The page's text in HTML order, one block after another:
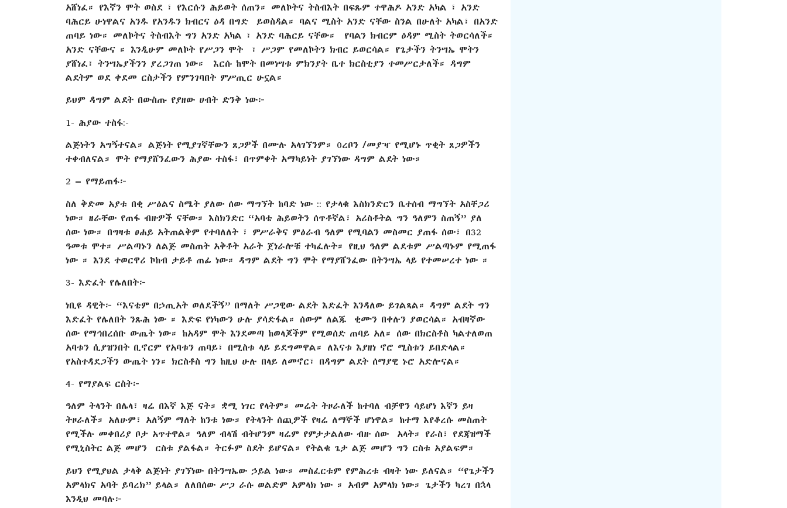
አሸነፈ። የእኛን ሞት ወስደ ፣ የእርሱን ሕይወት ሰጠን። መለኮትና ትስብእት በፍጹም ተዋሕዶ አንድ አካል ፣ አንድ
ባሕርይ ሁነዋልና አንዱ የአንዱን ክብርና ዕዳ በግድ ይወስዳል። ባልና ሚስት አንድ ናቸው ስንል በሁለት አካል፣ በአንድ
ጠባይ ነው። መለኮትና ትስብእት ግን አንድ አካል ፣ አንድ ባሕርይ ናቸው። የባልን ክብርም ዕዳም ሚስት ትወርሳለች።
አንድ ናቸውና ። እንዲሁም መለኮት የሥጋን ሞት ፣ ሥጋም የመለኮትን ክብር ይወርሳል። የጌታችን ትንሣኤ ሞትን
ያሸነፈ፣ ትንሣኤያችንን ያረጋገጠ ነው። እርሱ ከሞት በመነሣቱ ምክንያት ቤተ ክርስቲያን ተመሥርታለች። ዳግም
ልደትም ወደ ቀደመ ርስታችን የምንገባበት ምሥጢር ሁኗል።
ይህም ዳግም ልደት በውስጡ የያዘው ሀብት ድንቅ ነው፦
1- ሕያው ተስፋ:-
ልጅነትን አግኝተናል። ልጅነት የሚያገኛቸውን ጸጋዎች በሙሉ አላገኘንም። 0ረቦን /መያዣ የሚሆኑ ጥቂት ጸጋዎችን
ተቀብለናል። ሞት የማያሸንፈውን ሕያው ተስፋ፣ በጥምቀት አማካይነት ያገኘነው ዳግም ልደት ነው።
2 – የማይጠፋ፦
ስለ ቅድመ አያቱ በቂ ሥዕልና ስሜት ያለው ሰው ማግኘት ከባድ ነው :: የታላቁ እስክንድርን ቤተሰብ ማግኘት አስቸጋሪ
ነው። ዘራቸው የጠፋ ብዙዎች ናቸው። እስክንድር “አባቴ ሕይወትን ሰጥቶኛል፣ አሪስቶትል ግን ዓለምን ስጠኝ” ያለ
ሰው ነው። በግዛቱ ፀሐይ አትጠልቅም የተባለለት ፣ ምሥራቅና ምዕራብ ዓለም የሚባልን መስመር ያጠፋ ሰው፣ በ32
ዓመቱ ሞተ። ሥልጣኑን ለልጅ መስጠት አቅቶት አራት ጀነራሎቹ ተካፈሉት። የዚህ ዓለም ልደቱም ሥልጣኑም የሚጠፋ
ነው ። እንደ ተወርዋሪ ኮከብ ታይቶ ጠፊ ነው። ዳግም ልደት ግን ሞት የማያሸንፈው በትንሣኤ ላይ የተመሠረተ ነው ።
3- እድፈት የሌለበት፦
ነቢዩ ዳዊት፦ “እናቴም በኃጢአት ወለደችኝ” በማለት ሥጋዊው ልደት እድፈት እንዳለው ይገልጻል። ዳግም ልደት ግን
እድፈት የሌለበት ንጹሕ ነው ። እድፍ የነካውን ሁሉ ያሳድፋል። ሰውም ለልጁ ቂሙን በቀሉን ያወርሳል። አብዛኛው
ሰው የማኅበረሰቡ ውጤት ነው። ከአዳም ሞት እንደመጣ ከወላጆችም የሚወሰድ ጠባይ አለ። ሰው በክርስቶስ ካልተለወጠ
አባቱን ሲያዝንበት ቢኖርም የአባቱን ጠባይ፣ በሚስቱ ላይ ይደግመዋል። ለእናቱ እያዘነ ኖሮ ሚስቱን ይበድላል።
የአስተዳደጋችን ውጤት ነን። ክርስቶስ ግን ከዚህ ሁሉ በላይ ለመኖር፣ በዳግም ልደት ሰማያዊ ኑሮ አድሎናል።
4- የማያልፍ ርስት፦
ዓለም ትላንት በሌላ፣ ዛሬ በእኛ እጅ ናት። ቋሚ ነገር የላትም። መሬት ትዞራለች ከተባለ ብቻዋን ሳይሆነ እኛን ይዛ
ትዞራለች። አለሁም፣ አለኝም ማለት ከንቱ ነው። የትላንት ሰጪዎች የዛሬ ለማኞች ሆነዋል። ከተማ እየቆረሱ መስጠት
የሚችሉ መቀበሪያ ቦታ አጥተዋል። ዓለም ብላሽ ብትሆንም ዛሬም የምታታልለው ብዙ ሰው አላት። የራስ፣ የደጃዝማች
የሚኒስትር ልጅ መሆን ርስቱ ያልፋል። ትርፉም ስደት ይሆናል። የትልቁ ጌታ ልጅ መሆን ግን ርስቱ አያልፍም።
ይህን የሚያህል ታላቅ ልጅነት ያገኘነው በትንሣኤው ኃይል ነው። መስፈርቱም የምሕረቱ ብዛት ነው ይለናል። “የጌታችን
አምላክና አባት ይባረክ” ይላል። ለለበሰው ሥጋ ራሱ ወልድም አምላክ ነው ። አብም አምላክ ነው። ጌታችን ካረገ በኋላ
እንዲህ መባሉ፦